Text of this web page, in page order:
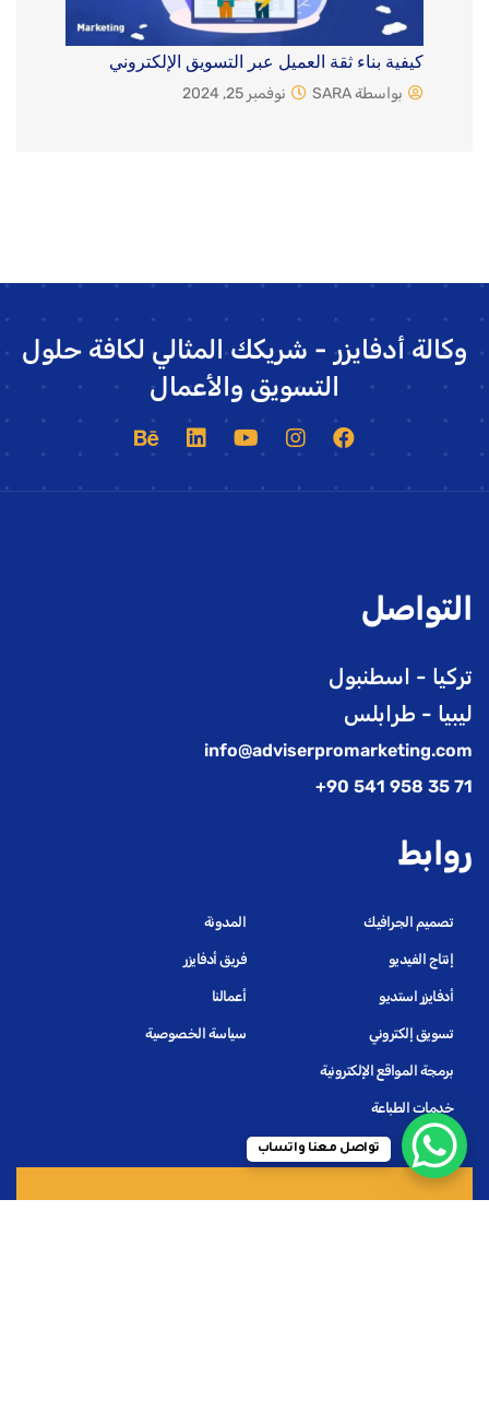
كيفية بناء ثقة العميل عبر التسويق الإلكتروني
بواسطة SARA نوفمبر 25, 2024
وكالة أدفايزر - شريكك المثالي لكافة حلول
التسويق والأعمال
التواصل
تركيا - اسطنبول
ليبيا - طرابلس
info@adviserpromarketing.com
71 35 958 541 90+
روابط
تصميم الجرافيك
إنتاج الفيديو
أدفايزر استديو
تسويق إلكتروني
برمجة المواقع الإلكترونية
خدمات الطباعة
المدونة
فريق أدفايزر
أعمالنا
سياسة الخصوصية
تواصل معنا واتساب